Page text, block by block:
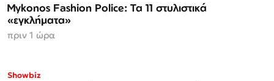
Mykonos Fashion Police: Τα 11 στυλιστικά
«εγκλήματα»
πριν 1 ώρα
Showbiz